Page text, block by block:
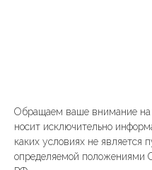
Обращаем ваше внимание на
носит исключительно
каких условиях не является
определяемой положениями